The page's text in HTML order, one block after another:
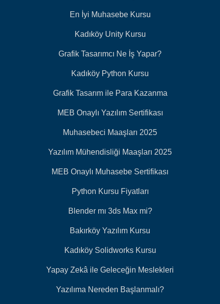
En İyi Muhasebe Kursu
Kadıköy Unity Kursu
Grafik Tasarımcı Ne İş Yapar?
Kadıköy Python Kursu
Grafik Tasarım ile Para Kazanma
MEB Onaylı Yazılım Sertifikası
Muhasebeci Maaşları 2025
Yazılım Mühendisliği Maaşları 2025
MEB Onaylı Muhasebe Sertifikası
Python Kursu Fiyatları
Blender mı 3ds Max mi?
Bakırköy Yazılım Kursu
Kadıköy Solidworks Kursu
Yapay Zekâ ile Geleceğin Meslekleri
Yazılıma Nereden Başlanmalı?